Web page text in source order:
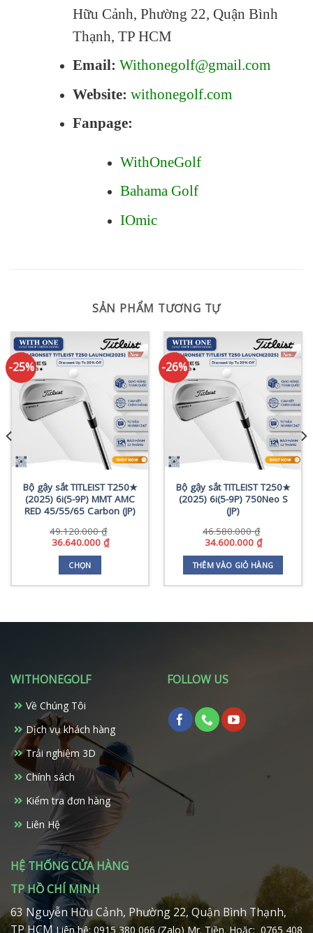
Hữu Cảnh, Phường 22, Quận Bình
Thạnh, TP HCM
Email: Withonegolf@gmail.com
Website: withonegolf.com
Fanpage:
WithOneGolf
Bahama Golf
IOmic
SẢN PHẨM TƯƠNG TỰ
-25%
Bộ gậy sắt TITLEIST T250★
(2025) 6i(5-9P) MMT AMC
RED 45/55/65 Carbon (JP)
49.120.000₫
Giá
gốc
49.120.000 ₫.
36.640.000 ₫Giá
36.640.000 ₫.
CHỌN
có
Các
chọn
có
thể
được
chọn
trang
phẩm
-26%
Bộ gậy sắt TITLEIST T250★
(2025) 6i(5-9P) 750Neo S
(JP)
46.580.000₫
Giá
gốc
là:
46.580.000 ₫.
34.600.000 ₫Giá
hiện
tại
là:
34.600.000
THÊM VÀO GIỎ HÀNG
₫
WITHONEGOLF
Về Chúng Tôi
Dịch vụ khách hàng
Trải nghiệm 3D
Chính sách
Kiểm tra đơn hàng
Liên Hệ
FOLLOW US
HỆ THỐNG CỬA HÀNG
TP HỒ CHÍ MINH
63 Nguyễn Hữu Cảnh, Phường 22, Quận Bình Thạnh,
TP HCMLiên hệ: 0915 380 066 (Zalo) Mr. Tiền. Hoặc: 0765 408